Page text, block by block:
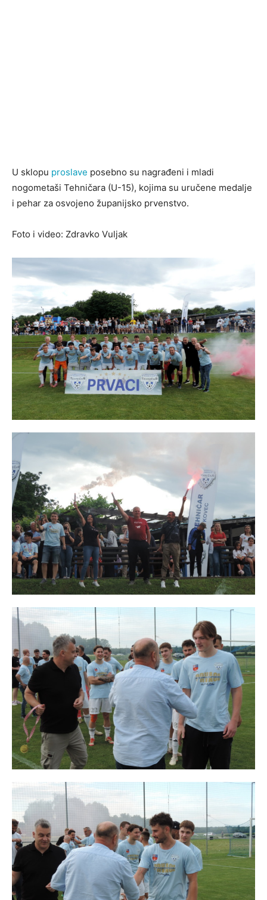
U sklopu proslave posebno su nagrađeni i mladi
nogometaši Tehničara (U-15), kojima su uručene medalje
i pehar za osvojeno županijsko prvenstvo.
Foto i video: Zdravko Vuljak